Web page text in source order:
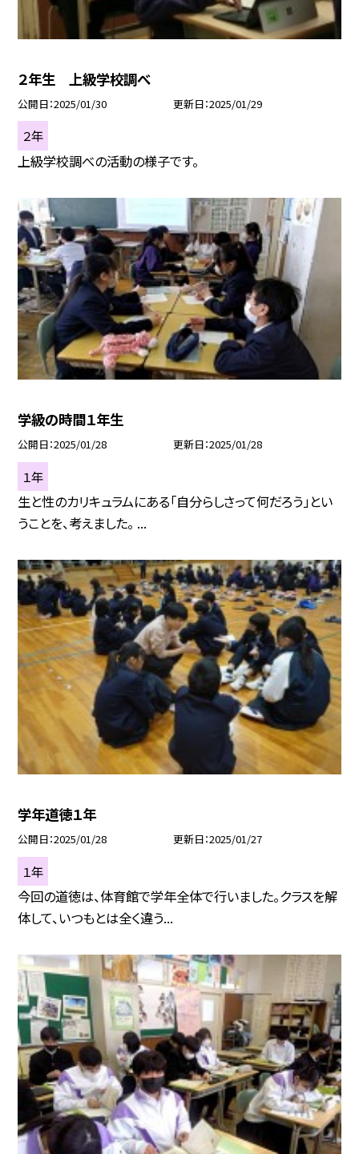
２年生 上級学校調べ
公開日 2025/01/30 更新日 2025/01/29
２年
上級学校調べの活動の様子です。
学級の時間１年生
公開日 2025/01/28 更新日 2025/01/28
１年
生と性のカリキュラムにある「自分らしさって何だろう」とい
うことを、考えました。 ...
学年道徳１年
公開日 2025/01/28 更新日 2025/01/27
１年
今回の道徳は、体育館で学年全体で行いました。クラスを解
体して、いつもとは全く違う...